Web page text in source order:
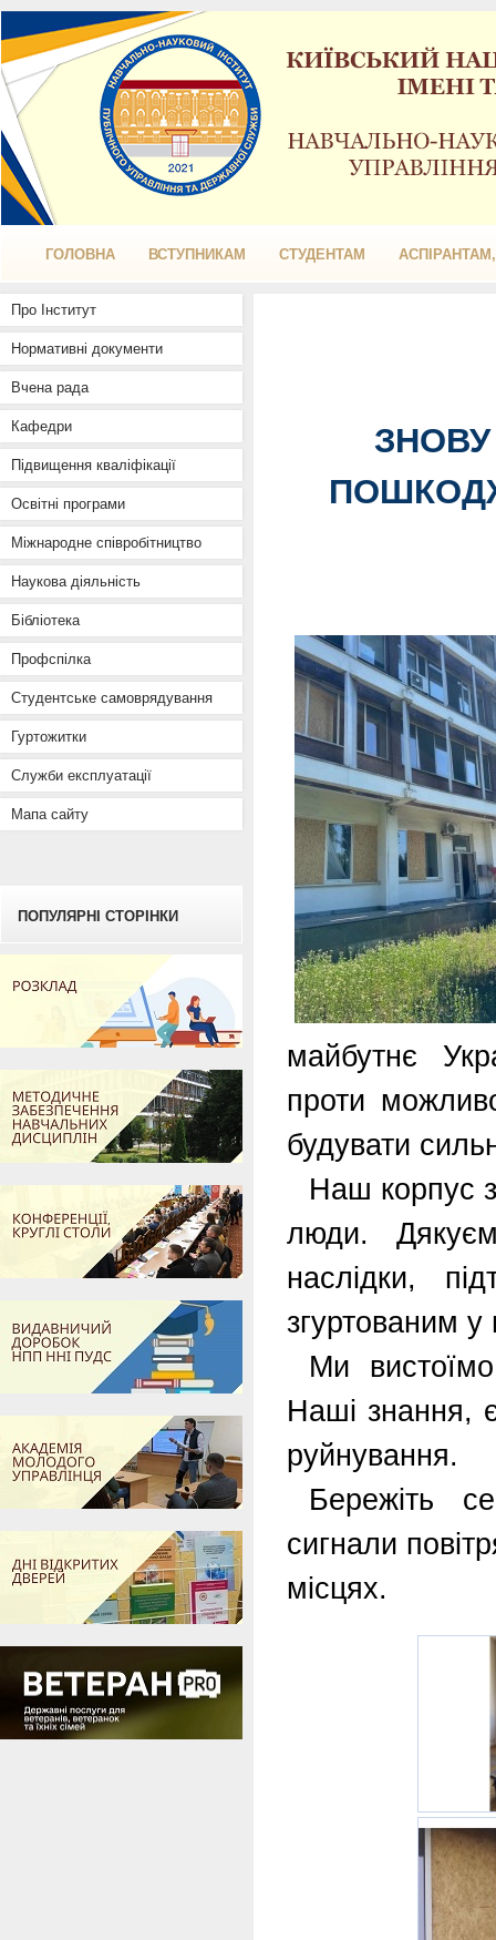
ГОЛОВНА ВСТУПНИКАМ СТУДЕНТАМ
Про Інститут
Нормативні документи
Вчена рада
Кафедри
Підвищення кваліфікації
Освітні програми
Міжнародне співробітництво
Наукова діяльність
Бібліотека
Профспілка
Студентське самоврядування
Гуртожитки
Служби експлуатації
Мапа сайту
ПОПУЛЯРНІ СТОРІНКИ
майбутнє
проти
будувати
Наш корпус
люди.
наслідки,
згуртованим
Ми
Наші знання,
руйнування.
Бережіть
сигнали
місцях.